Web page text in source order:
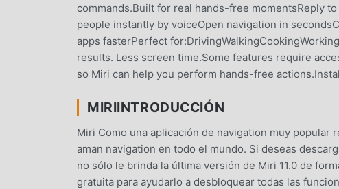
commands.Built for real hands-free momentsReply
people instantly by voiceOpen navigation in
apps fasterPerfect
results. Less screen time.Some features require
so Miri can help you perform hands-free
MIRIINTRODUCCIÓN
Miri Como una aplicación de navigation muy popular
aman navigation en todo el mundo. Si deseas
no sólo le brinda la última versión de Miri 11.0 de
gratuita para ayudarlo a desbloquear todas las